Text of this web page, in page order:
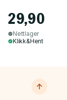
29,90
Nettlager
Klikk&Hent